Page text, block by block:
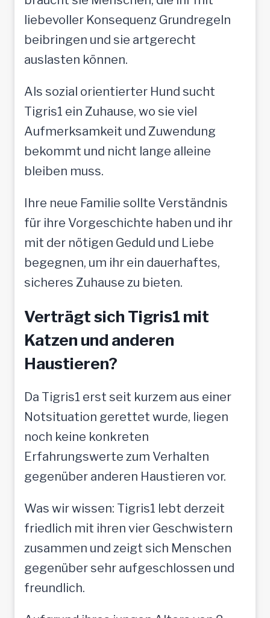
liebevoller Konsequenz Grundregeln
beibringen und sie artgerecht
auslasten können.
Als sozial orientierter Hund sucht
Tigris1 ein Zuhause, wo sie viel
Aufmerksamkeit und Zuwendung
bekommt und nicht lange alleine
bleiben muss.
Ihre neue Familie sollte Verständnis
für ihre Vorgeschichte haben und ihr
mit der nötigen Geduld und Liebe
begegnen, um ihr ein dauerhaftes,
sicheres Zuhause zu bieten.
Verträgt sich Tigris1 mit
Katzen und anderen
Haustieren?
Da Tigris1 erst seit kurzem aus einer
Notsituation gerettet wurde, liegen
noch keine konkreten
Erfahrungswerte zum Verhalten
gegenüber anderen Haustieren vor.
Was wir wissen: Tigris1 lebt derzeit
friedlich mit ihren vier Geschwistern
zusammen und zeigt sich Menschen
gegenüber sehr aufgeschlossen und
freundlich.